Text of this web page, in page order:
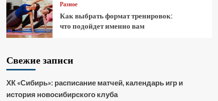
Разное
Как выбрать формат тренировок:
что подойдет именно вам
Свежие записи
ХК «Сибирь»: расписание матчей, календарь игр и
история новосибирского клуба